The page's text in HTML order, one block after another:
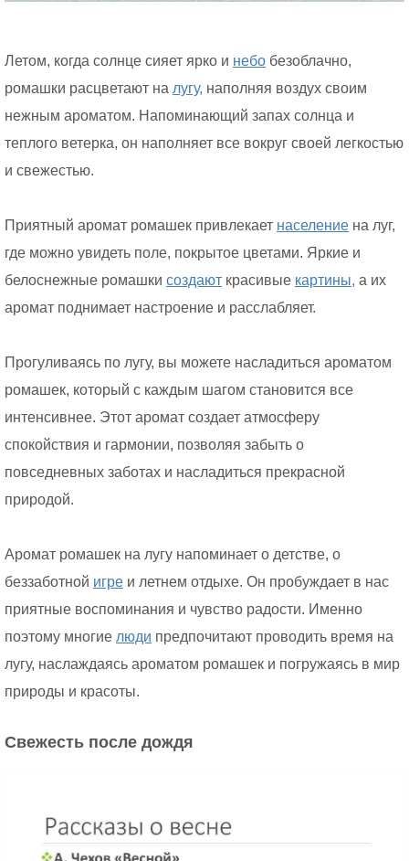
Летом, когда солнце сияет ярко и небо безоблачно,
ромашки расцветают на лугу, наполняя воздух своим
нежным ароматом. Напоминающий запах солнца и
теплого ветерка, он наполняет все вокруг своей легкостью
и свежестью.
Приятный аромат ромашек привлекает население на луг,
где можно увидеть поле, покрытое цветами. Яркие и
белоснежные ромашки создают красивые картины, а их
аромат поднимает настроение и расслабляет.
Прогуливаясь по лугу, вы можете насладиться ароматом
ромашек, который с каждым шагом становится все
интенсивнее. Этот аромат создает атмосферу
спокойствия и гармонии, позволяя забыть о
повседневных заботах и насладиться прекрасной
природой.
Аромат ромашек на лугу напоминает о детстве, о
беззаботной игре и летнем отдыхе. Он пробуждает в нас
приятные воспоминания и чувство радости. Именно
поэтому многие люди предпочитают проводить время на
лугу, наслаждаясь ароматом ромашек и погружаясь в мир
природы и красоты.
Свежесть после дождя